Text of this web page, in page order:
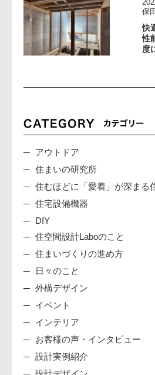
保
快
性
度
アウトドア
住まいの研究所
住むほどに「愛着」が深まる
住宅設備機器
DIY
住空間設計Laboのこと
住まいづくりの進め方
日々のこと
外構デザイン
イベント
インテリア
お客様の声・インタビュー
設計実例紹介